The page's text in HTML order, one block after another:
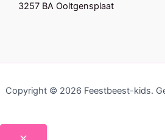
3257 BA Ooltgensplaat
Copyright © 2026 Feestbeest-kids.